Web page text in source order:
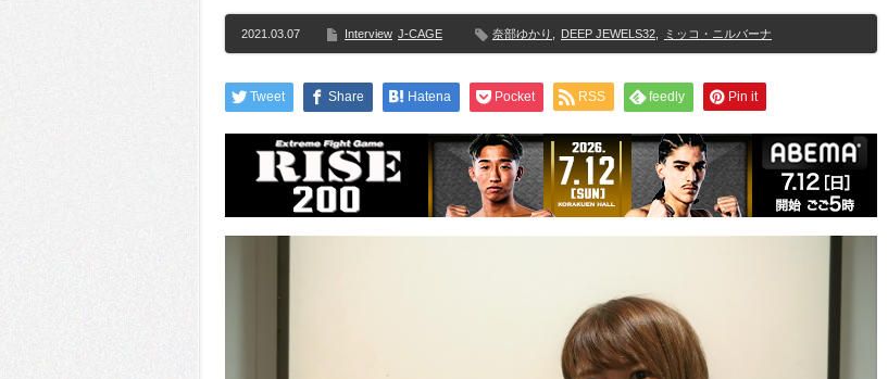
2021.03.07 Interview J-CAGE 奈部ゆかり DEEP JEWELS32 ミッコ・ニルバーナ
Tweet Share Hatena Pocket RSS feedly Pin it